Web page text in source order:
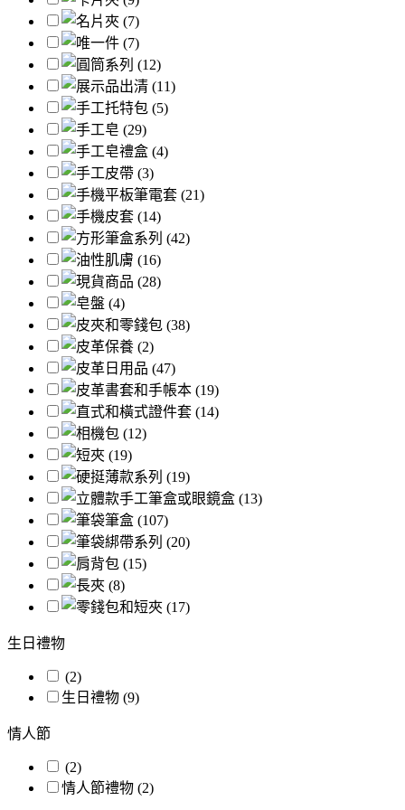
生日禮物
(2)
生日禮物 (9)
情人節
(2)
情人節禮物 (2)